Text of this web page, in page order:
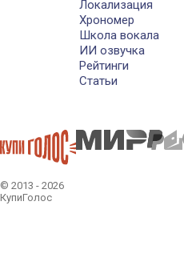
Локализация
Хрономер
Школа вокала
ИИ озвучка
Рейтинги
Статьи
© 2013 - 2026
КупиГолос